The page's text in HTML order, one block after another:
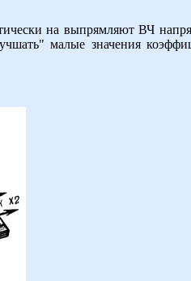
на выпрямляют ВЧ
малые значения